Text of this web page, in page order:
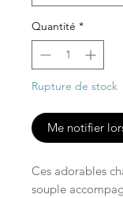
Quantité *
Rupture de stock
Me notifier
Ces adorables
souple